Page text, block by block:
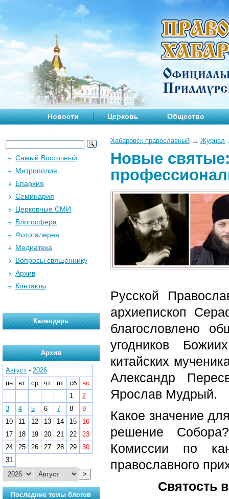
Новости Церковь Общество
Хабаровск православный → Журнал
Новые
Русской
архиепископ
благословлено
угодников
китайских
Александр
Ярослав Мудрый.
Какое значение
решение
Комиссии по
православного
Святость
Самый Восточный
Митрополия
Епархия
Семинария
Церковные СМИ
Блогосфера
Фотогалерея
Медиатека
Вопросы священнику
Архив
Контакты
Календарь
Архив
Август - 2026
пн
вт ср чт пт сб
вс
1
2
3
4 5 6 7 8
9
10
11 12 13 14 15
16
17
18 19 20 21 22
23
24
25 26 27 28 29
30
31
>
Последние темы блогов